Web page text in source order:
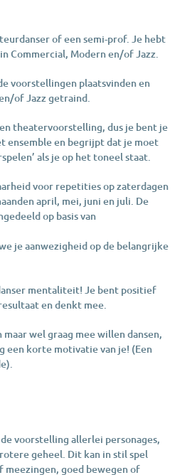
of een semi-prof. Je hebt
Commercial, Modern en/of Jazz.
voorstellingen plaatsvinden en
of Jazz getraind.
theatervoorstelling, dus je bent je
ensemble en begrijpt dat je moet
als je op het toneel staat.
voor repetities op zaterdagen
april, mei, juni en juli. De
op basis van
je aanwezigheid op de belangrijke
mentaliteit! Je bent positief
en denkt mee.
wel graag mee willen dansen,
een korte motivatie van je! (Een
voorstelling allerlei personages,
geheel. Dit kan in stil spel
meezingen, goed bewegen of